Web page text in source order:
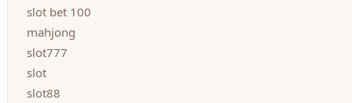
slot bet 100
mahjong
slot777
slot
slot88